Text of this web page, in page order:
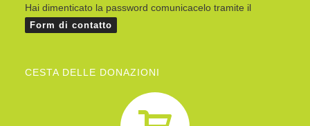
Hai dimenticato la password comunicacelo tramite il
Form di contatto
CESTA DELLE DONAZIONI